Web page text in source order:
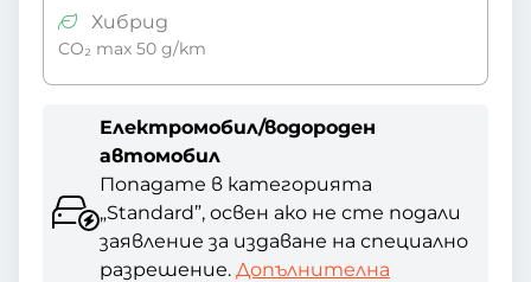
Хибрид
CO₂ max 50 g/km
Електромобил/водороден
автомобил
Попадате в категорията
„Standard”, освен ако не сте подали
заявление за издаване на специално
разрешение. Допълнителна